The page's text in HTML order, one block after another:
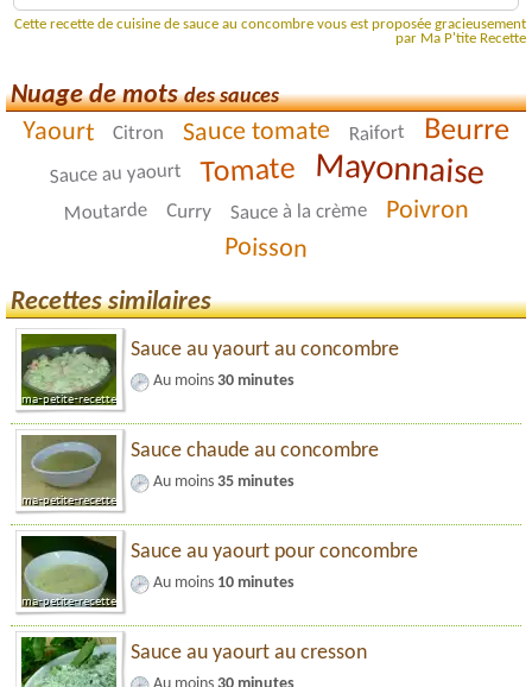
Cette recette de cuisine de sauce au concombre vous est proposée gracieusement
par Ma P'tite Recette
Nuage de motsdes sauces
Yaourt Citron Sauce tomate Raifort Beurre
Sauce au yaourt Tomate Mayonnaise
Moutarde Curry Sauce à la crème Poivron
Poisson
Recettes similaires
Sauce au yaourt au concombre
Au moins 30 minutes
Sauce chaude au concombre
Au moins 35 minutes
Sauce au yaourt pour concombre
Au moins 10 minutes
Sauce au yaourt au cresson